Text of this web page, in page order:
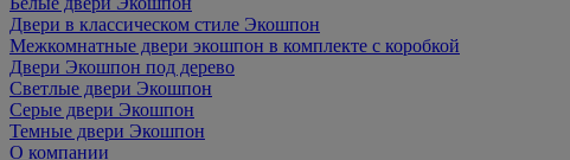
Двери в классическом стиле Экошпон
Межкомнатные двери экошпон в комплекте с коробкой
Двери Экошпон под дерево
Светлые двери Экошпон
Серые двери Экошпон
Темные двери Экошпон
О компании